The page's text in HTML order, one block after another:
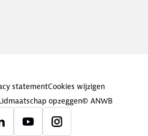
statementCookies wijzigen
opzeggen© ANWB